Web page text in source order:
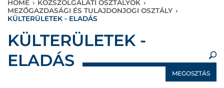
HOME › KÖZSZOLGÁLATI OSZTÁLYOK ›
MEZŐGAZDASÁGI ÉS TULAJDONJOGI OSZTÁLY ›
KÜLTERÜLETEK - ELADÁS
KÜLTERÜLETEK -
ELADÁS
MEGOSZTÁS